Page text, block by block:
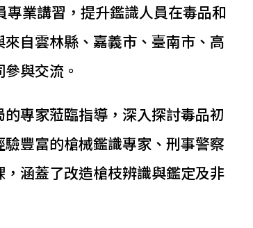
業講習，提升鑑識人員在毒品和
自雲林縣、嘉義市、臺南市、高
與交流。
專家蒞臨指導，深入探討毒品初
豐富的槍械鑑識專家、刑事警察
涵蓋了改造槍枝辨識與鑑定及非